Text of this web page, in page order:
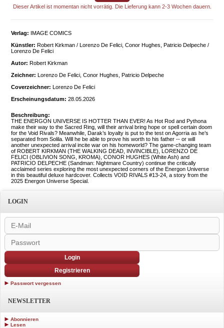
Dieser Artikel ist momentan nicht vorrätig. Die Lieferung kann 2-3 Wochen dauern.
Verlag: IMAGE COMICS
Künstler: Robert Kirkman / Lorenzo De Felici, Conor Hughes, Patricio Delpeche /
Lorenzo De Felici
Autor: Robert Kirkman
Zeichner: Lorenzo De Felici, Conor Hughes, Patricio Delpeche
Coverzeichner: Lorenzo De Felici
Erscheinungsdatum: 28.05.2026
Beschreibung:
THE ENERGON UNIVERSE IS HOTTER THAN EVER! As Hot Rod and Pythona
make their way to the Sacred Ring, will their arrival bring hope or spell certain doom
for the Void Rivals? Meanwhile, Darak’s loyalty is put to the test on Agorria as he’s
separated from Solila. Will he be able to prove his worth to his father -- or will
another unexpected arrival incite war on his homeworld? The game-changing team
of ROBERT KIRKMAN (THE WALKING DEAD, INVINCIBLE), LORENZO DE
FELICI (OBLIVION SONG, KROMA), CONOR HUGHES (White Ash) and
PATRICIO DELPECHE (Sandman: Nightmare Country) continue the critically
acclaimed series exploring the most unexpected corners of the Energon Universe
in this beautiful deluxe hardcover. Collects VOID RIVALS #13-24, a story from the
2025 Energon Universe Special.
LOGIN
Login
Registrieren
Passwort vergessen
NEWSLETTER
Abonnieren
Lesen